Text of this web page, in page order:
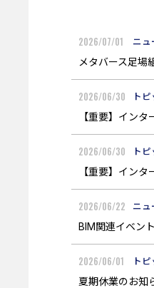
2026/07/01 ニュ
メタバース足
2026/06/30 ト
【重要】イン
2026/06/30 ト
【重要】イン
2026/06/22 ニュ
BIM関連イベン
2026/06/01 ト
夏期休業のお知